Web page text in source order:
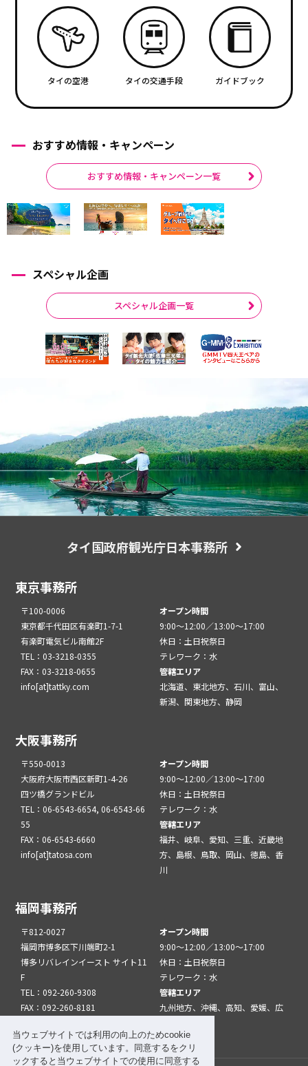
当ウェブサイトでは利用の向上のためcookie
(クッキー)を使用しています。同意するをクリ
ックすると当ウェブサイトでの使用に同意する
タイの空港 タイの交通手段 ガイドブック
おすすめ情報・キャンペーン
おすすめ情報・キャンペーン一覧
スペシャル企画
スペシャル企画一覧
タイ国政府観光庁日本事務所
東京事務所
〒100-0006
東京都千代田区有楽町1-7-1
有楽町電気ビル南館2F
TEL：03-3218-0355
FAX：03-3218-0655
info[at]tattky.com
オープン時間
9:00～12:00／13:00～17:00
休日：土日祝祭日
テレワーク：水
管轄エリア
北海道、東北地方、石川、富山、
新潟、関東地方、静岡
大阪事務所
〒550-0013
大阪府大阪市西区新町1-4-26
四ツ橋グランドビル
TEL：06-6543-6654, 06-6543-66
55
FAX：06-6543-6660
info[at]tatosa.com
オープン時間
9:00～12:00／13:00～17:00
休日：土日祝祭日
テレワーク：水
管轄エリア
福井、岐阜、愛知、三重、近畿地
方、島根、鳥取、岡山、徳島、香
川
福岡事務所
〒812-0027
福岡市博多区下川端町2-1
博多リバレインイースト サイト11
F
TEL：092-260-9308
FAX：092-260-8181
オープン時間
9:00～12:00／13:00～17:00
休日：土日祝祭日
テレワーク：水
管轄エリア
九州地方、沖縄、高知、愛媛、広